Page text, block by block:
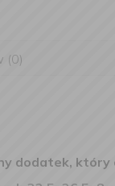
(0)
dodatek,